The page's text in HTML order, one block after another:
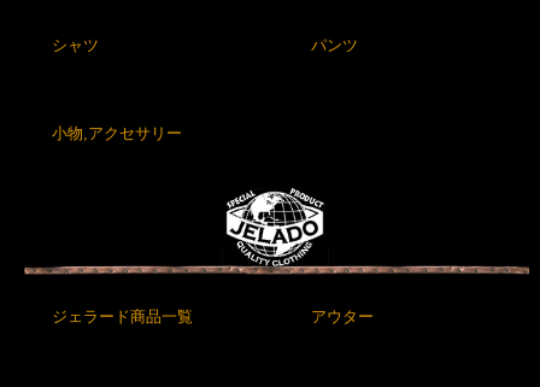
シャツ パンツ
小物,アクセサリー
ジェラード商品一覧 アウター